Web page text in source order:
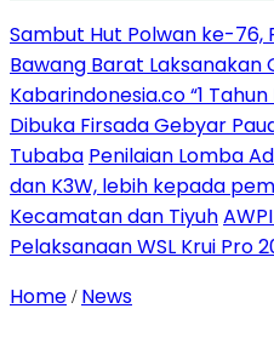
Sambut Hut Polwan ke-76,
Bawang Barat Laksanakan
Kabarindonesia.co “1
Dibuka Firsada Gebyar
Tubaba Penilaian Lomba
dan K3W, lebih kepada
Kecamatan dan Tiyuh
Pelaksanaan WSL Krui Pro
Home / News